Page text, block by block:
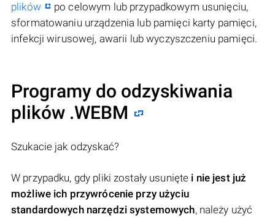
plików
po celowym lub przypadkowym usunięciu,
sformatowaniu urządzenia lub pamięci karty pamięci,
infekcji wirusowej, awarii lub wyczyszczeniu pamięci.
Programy do odzyskiwania
plików .WEBM
Szukacie jak odzyskać?
W przypadku, gdy pliki zostały usunięte i nie jest już
możliwe ich przywrócenie przy użyciu
standardowych narzędzi systemowych, należy użyć